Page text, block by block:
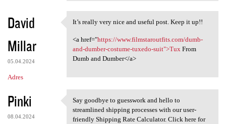
David
Millar
05.04.2024
Adres
It’s really very nice and
It’s really very nice and useful post. Keep it up!!
<a href="https://www.filmstaroutfits.com/dumb-
and-dumber-costume-tuxedo-suit">TuxFrom
Dumb and Dumber</a>
Pinki
08.04.2024
Say goodbye to guesswork and
Say goodbye to guesswork and hello to
streamlined shipping processes with our user-
friendly Shipping Rate Calculator. Click here for